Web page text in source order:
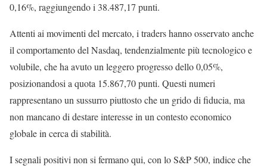
0,16%, raggiungendo i 38.487,17 punti.
Attenti ai movimenti del mercato, i traders hanno osservato anche
il comportamento del Nasdaq, tendenzialmente più tecnologico e
volubile, che ha avuto un leggero progresso dello 0,05%,
posizionandosi a quota 15.867,70 punti. Questi numeri
rappresentano un sussurro piuttosto che un grido di fiducia, ma
non mancano di destare interesse in un contesto economico
globale in cerca di stabilità.
I segnali positivi non si fermano qui, con lo S&P 500, indice che